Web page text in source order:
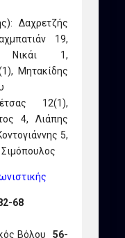
Δαχρετζής
19,
Νικάι 1,
Μητακίδης
12(1),
4, Λιάπης
5,
68
Βόλου 56-